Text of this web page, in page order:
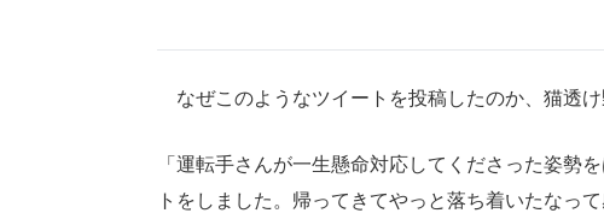
なぜこのようなツイートを投稿したのか、猫透け
「運転手さんが一生懸命対応してくださった姿勢
トをしました。帰ってきてやっと落ち着いたなっ